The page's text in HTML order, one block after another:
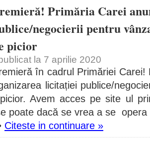
Primăria Carei
negocierii pentru
picior
la 7 aprilie 2020
în cadrul Primăriei
licitației publice/
Avem acces pe site ul
poate dacă se vrea a se
Citeste in continuare »